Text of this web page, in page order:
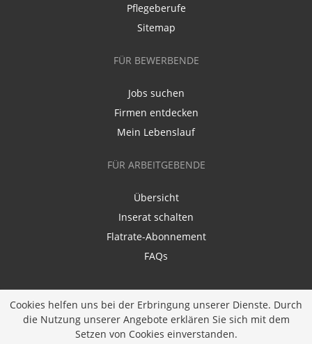
Pflegeberufe
Sitemap
FÜR BEWERBENDE
Jobs suchen
Firmen entdecken
Mein Lebenslauf
FÜR ARBEITGEBENDE
Übersicht
Inserat schalten
Flatrate-Abonnement
FAQs
Cookies helfen uns bei der Erbringung unserer Dienste. Durch
die Nutzung unserer Angebote erklären Sie sich mit dem
Setzen von Cookies einverstanden.